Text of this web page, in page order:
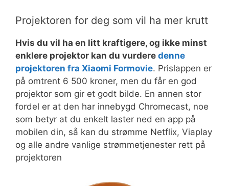
Projektoren for deg som vil ha mer krutt
Hvis du vil ha en litt kraftigere, og ikke minst
enklere projektor kan du vurdere denne
projektoren fra Xiaomi Formovie. Prislappen er
på omtrent 6 500 kroner, men du får en god
projektor som gir et godt bilde. En annen stor
fordel er at den har innebygd Chromecast, noe
som betyr at du enkelt laster ned en app på
mobilen din, så kan du strømme Netflix, Viaplay
og alle andre vanlige strømmetjenester rett på
projektoren